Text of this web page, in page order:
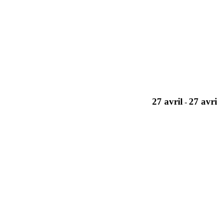
27 avril - 27